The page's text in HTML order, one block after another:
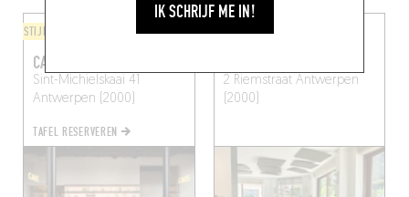
IK SCHRIJF ME IN!
STIJL VAN DE CHEF
CAOS
Sint-Michielskaai 41
Antwerpen (2000)
TAFEL RESERVEREN
BISTRO
2 RiemstraatAntwerpen
(2000)